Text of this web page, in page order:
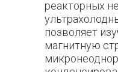
реакторных
позволяет
магнитную